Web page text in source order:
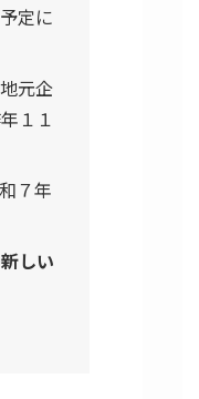
定に
元企
１１
７年
しい